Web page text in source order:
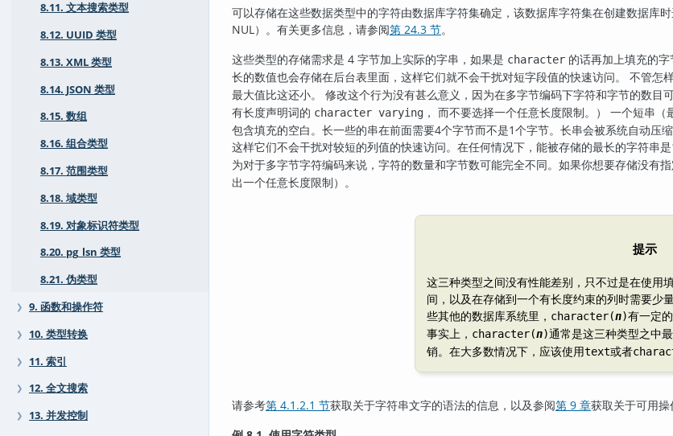
8.11. 文本搜索类型
8.12. UUID 类型
8.13. XML 类型
8.14. JSON 类型
8.15. 数组
8.16. 组合类型
8.17. 范围类型
8.18. 域类型
8.19. 对象标识符类型
8.20. pg_lsn 类型
8.21. 伪类型
❯ 9. 函数和操作符
❯ 10. 类型转换
❯ 11. 索引
❯ 12. 全文搜索
❯ 13. 并发控制
可以存储在这些数据类型中的字符由数据库字符集确定，该数据库字符集在创建数据库
NUL）。有关更多信息，请参阅第 24.3 节。
这些类型的存储需求是 4 字节加上实际的字串，如果是 character 的话再加上填充的
长的数值也会存储在后台表里面，这样它们就不会干扰对短字段值的快速访问。 不管
最大值比这还小。 修改这个行为没有甚么意义，因为在多字节编码下字符和字节的数
有长度声明词的 character varying ， 而不要选择一个任意长度限制。） 一个短串
包含填充的空白。长一些的串在前面需要4个字节而不是1个字节。长串会被系统自动压
这样它们不会干扰对较短的列值的快速访问。在任何情况下，能被存储的最长的字符串
为对于多字节字符编码来说，字符的数量和字节数可能完全不同。如果你想要存储没有
出一个任意长度限制）。
提示
这三种类型之间没有性能差别，只不过是在使用
间，以及在存储到一个有长度约束的列时需要少
些其他的数据库系统里， character(n)有一定
事实上， character(n)通常是这三种类型之中
销。在大多数情况下，应该使用text或者
请参考第 4.1.2.1 节获取关于字符串文字的语法的信息，以及参阅第 9 章获取关于可用操